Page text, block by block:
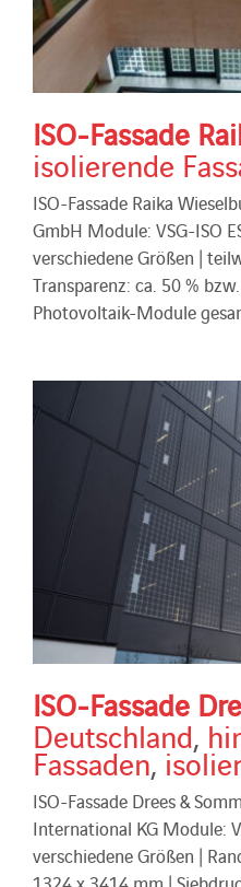
ISO-Fassade
isolierende
ISO-Fassade Raika
GmbH Module: VSG-ISO
verschiedene Größen |
Transparenz: ca. 50 %
Photovoltaik-Module
ISO-Fassade
Deutschland,
Fassaden,
ISO-Fassade Drees &
International KG Module:
verschiedene Größen |